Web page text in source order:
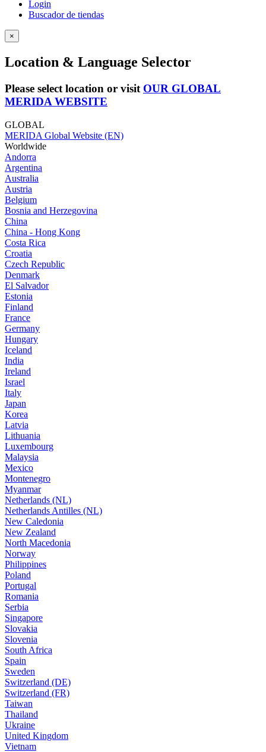
Login
Buscador de tiendas
×
Location & Language Selector
Please select location or visit OUR GLOBAL
MERIDA WEBSITE
GLOBAL
MERIDA Global Website (EN)
Worldwide
Andorra
Argentina
Australia
Austria
Belgium
Bosnia and Herzegovina
China
China - Hong Kong
Costa Rica
Croatia
Czech Republic
Denmark
El Salvador
Estonia
Finland
France
Germany
Hungary
Iceland
India
Ireland
Israel
Italy
Japan
Korea
Latvia
Lithuania
Luxembourg
Malaysia
Mexico
Montenegro
Myanmar
Netherlands (NL)
Netherlands Antilles (NL)
New Caledonia
New Zealand
North Macedonia
Norway
Philippines
Poland
Portugal
Romania
Serbia
Singapore
Slovakia
Slovenia
South Africa
Spain
Sweden
Switzerland (DE)
Switzerland (FR)
Taiwan
Thailand
Ukraine
United Kingdom
Vietnam